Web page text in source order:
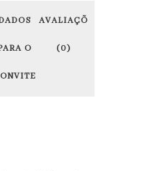
O
AVALIAÇÕES
(0)